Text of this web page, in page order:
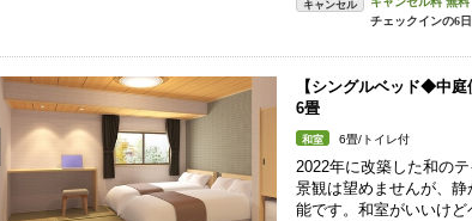
キャンセル
【シングルベッド◆中
6畳
和室 6畳/トイレ付
2022年に改築した和の
景観は望めませんが、
能です。和室がいいけ